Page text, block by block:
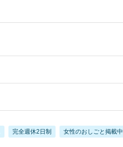
完全週休2日制 女性のおしごと掲載中